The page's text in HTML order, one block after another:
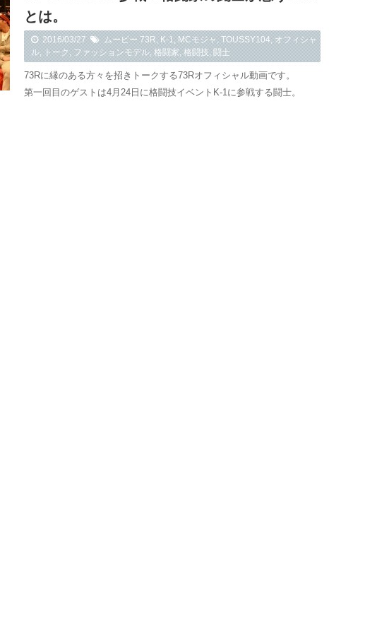
とは。
2016/03/27 ムービー 73R,K-1,MCモジャ,TOUSSY104,オフィシャ
ル,トーク,ファッションモデル,格闘家,格闘技,闘士
73Rに縁のある方々を招きトークする73Rオフィシャル動画です。
第一回目のゲストは4月24日に格闘技イベントK-1に参戦する闘士。